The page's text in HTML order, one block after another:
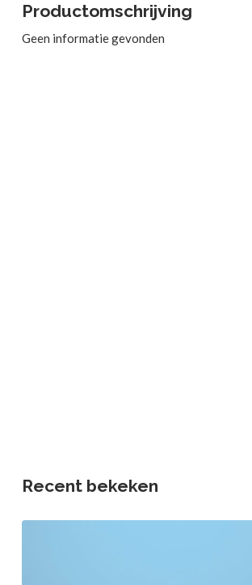
Productomschrijving
Geen informatie gevonden
Recent bekeken